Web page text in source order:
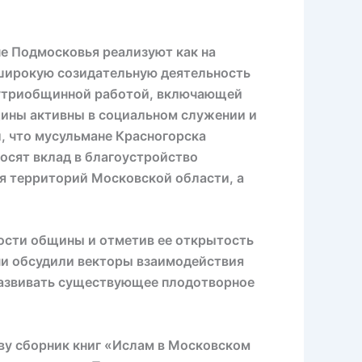
Подмосковья реализуют как на
созидательную деятельность
работой, включающей
активны в социальном служении и
мусульмане Красногорска
вклад в благоустройство
территорий Московской области, а
общины и отметив ее открытость
обсудили векторы взаимодействия
существующее плодотворное
сборник книг «Ислам в Московском